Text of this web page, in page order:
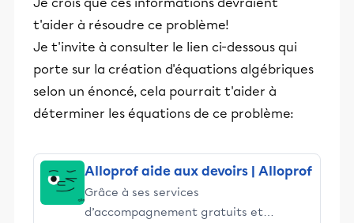
t'aider à résoudre ce problème!
Je t'invite à consulter le lien ci-dessous qui
porte sur la création d'équations algébriques
selon un énoncé, cela pourrait t'aider à
déterminer les équations de ce problème:
Alloprof aide aux devoirs | Alloprof
Grâce à ses services
d’accompagnement gratuits et